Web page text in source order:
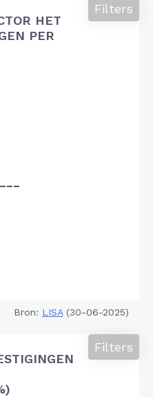
HET
PER
Filters
Bron: LISA(30-06-2025)
Filters